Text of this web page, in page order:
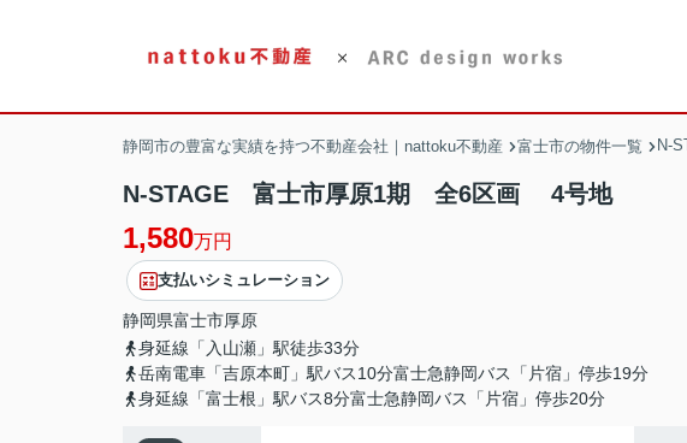
静岡市の豊富な実績を持つ不動産会社｜nattoku不動産 富士市の物件一覧 N-
N-STAGE 富士市厚原1期 全6区画 4号地
1,580万円
支払いシミュレーション
静岡県富士市厚原
身延線「入山瀬」駅徒歩33分
岳南電車「吉原本町」駅バス10分富士急静岡バス「片宿」停歩19分
身延線「富士根」駅バス8分富士急静岡バス「片宿」停歩20分